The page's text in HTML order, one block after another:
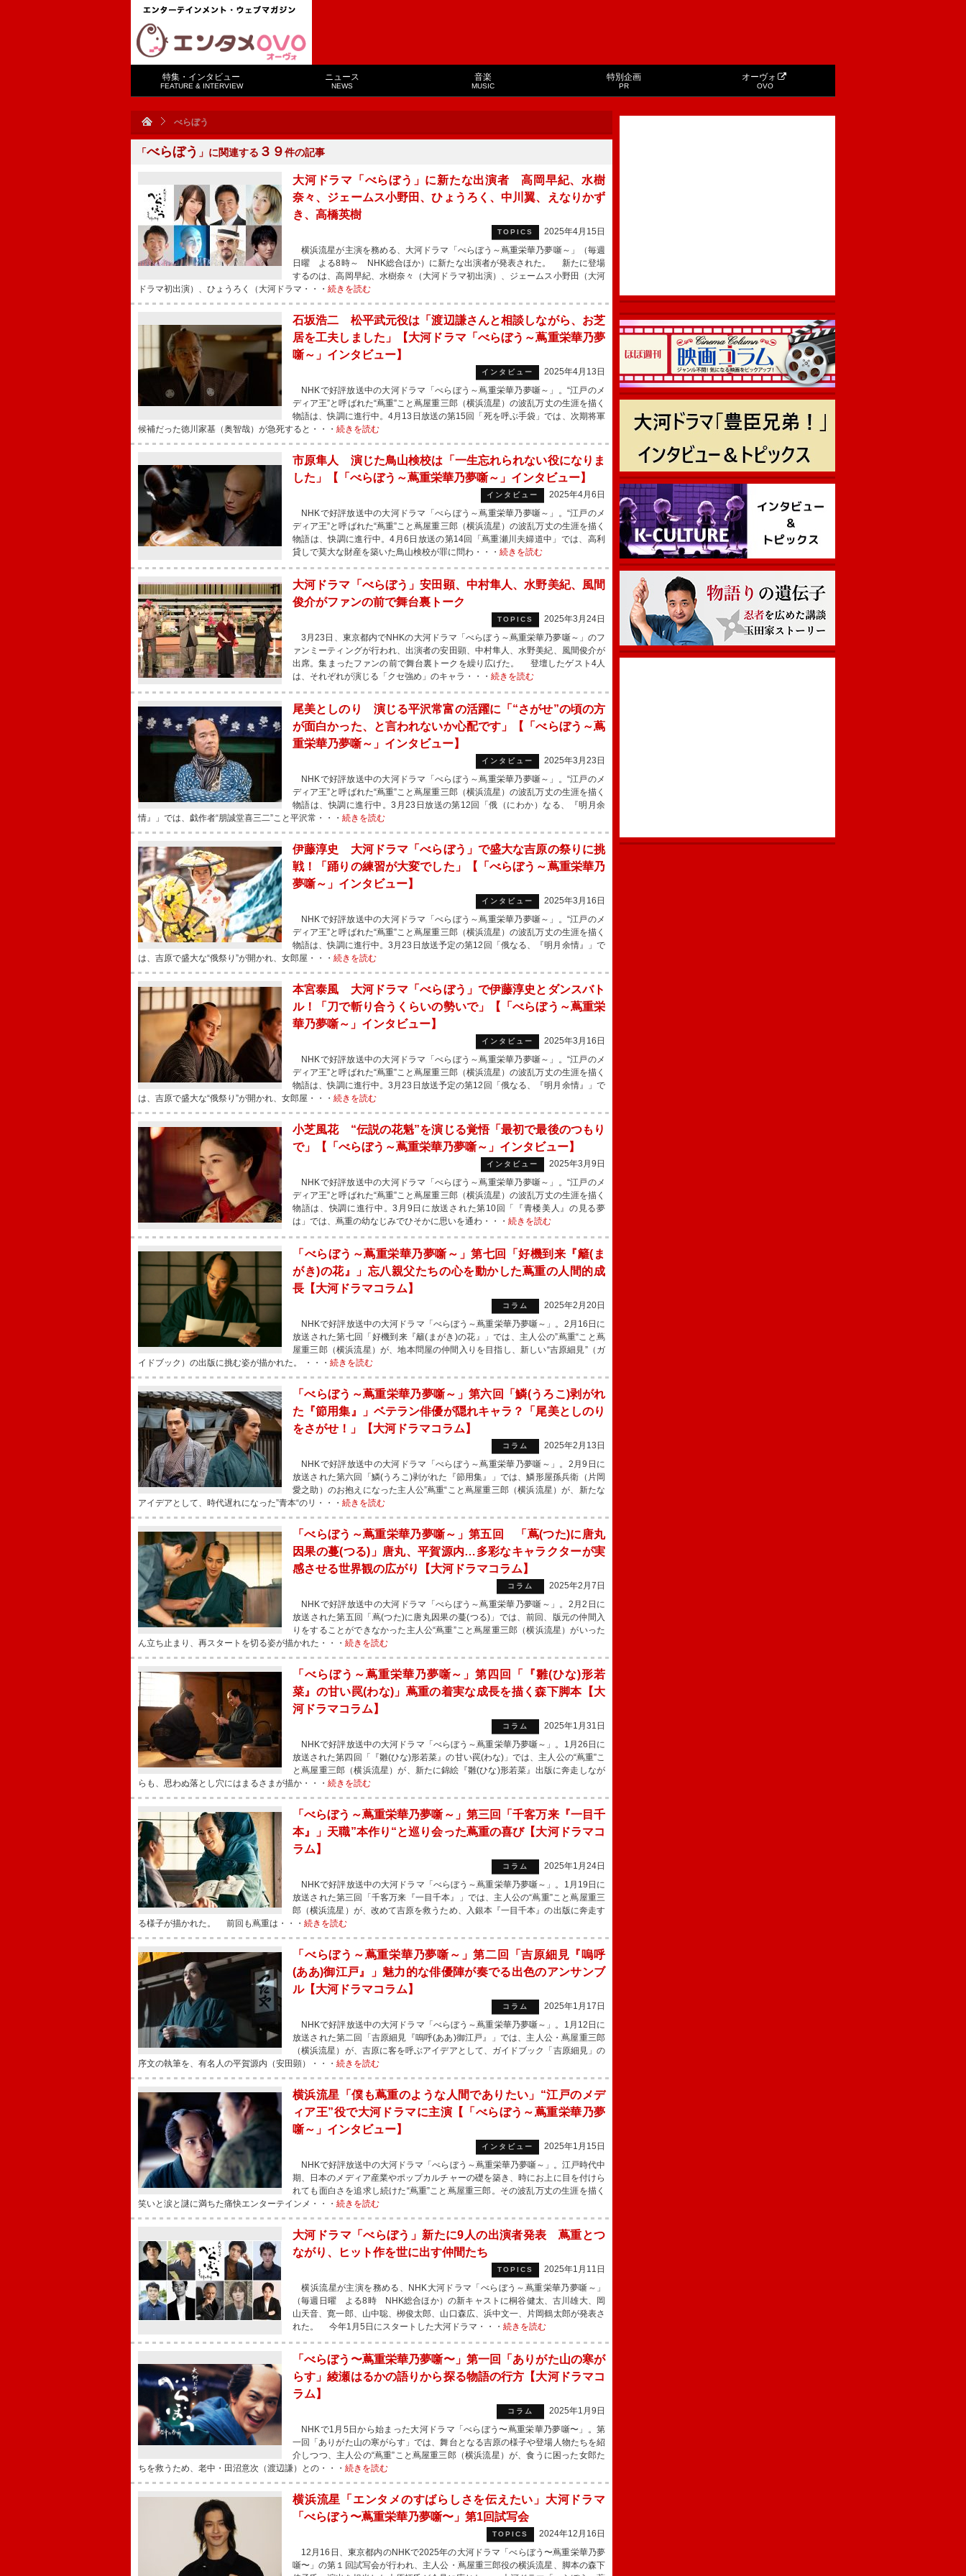
特集・インタビュー
FEATURE & INTERVIEW
ニュース
NEWS
音楽
MUSIC
特別企画
PR
オーヴォ
OVO
べらぼう
「べらぼう 」に関連する ３９件の記事
大河ドラマ「べらぼう」に新たな出演者 高岡早紀、水樹
奈々、ジェームス小野田、ひょうろく、中川翼、えなりかず
き、高橋英樹
TOPICS
2025年4月15日
横浜流星が主演を務める、大河ドラマ「べらぼう～蔦重栄華乃夢噺～」（毎週
日曜 よる8時～ NHK総合ほか）に新たな出演者が発表された。 新たに登場
するのは、高岡早紀、水樹奈々（大河ドラマ初出演）、ジェームス小野田（大河
ドラマ初出演）、ひょうろく（大河ドラマ・・・ 続きを読む
石坂浩二 松平武元役は「渡辺謙さんと相談しながら、お芝
居を工夫しました」【大河ドラマ「べらぼう～蔦重栄華乃夢
噺～」インタビュー】
インタビュー
2025年4月13日
NHKで好評放送中の大河ドラマ「べらぼう～蔦重栄華乃夢噺～」。“江戸のメ
ディア王”と呼ばれた“蔦重”こと蔦屋重三郎（横浜流星）の波乱万丈の生涯を描く
物語は、快調に進行中。4月13日放送の第15回「死を呼ぶ手袋」では、次期将軍
候補だった徳川家基（奥智哉）が急死すると・・・ 続きを読む
市原隼人 演じた鳥山検校は「一生忘れられない役になりま
した」【「べらぼう～蔦重栄華乃夢噺～」インタビュー】
インタビュー
2025年4月6日
NHKで好評放送中の大河ドラマ「べらぼう～蔦重栄華乃夢噺～」。“江戸のメ
ディア王”と呼ばれた“蔦重”こと蔦屋重三郎（横浜流星）の波乱万丈の生涯を描く
物語は、快調に進行中。4月6日放送の第14回「蔦重瀬川夫婦道中」では、高利
貸しで莫大な財産を築いた鳥山検校が罪に問わ・・・ 続きを読む
大河ドラマ「べらぼう」安田顕、中村隼人、水野美紀、風間
俊介がファンの前で舞台裏トーク
TOPICS
2025年3月24日
3月23日、東京都内でNHKの大河ドラマ「べらぼう～蔦重栄華乃夢噺～」のフ
ァンミーティングが行われ、出演者の安田顕、中村隼人、水野美紀、風間俊介が
出席。集まったファンの前で舞台裏トークを繰り広げた。 登壇したゲスト4人
は、それぞれが演じる「クセ強め」のキャラ・・・ 続きを読む
尾美としのり 演じる平沢常富の活躍に「“さがせ”の頃の方
が面白かった、と言われないか心配です」【「べらぼう～蔦
重栄華乃夢噺～」インタビュー】
インタビュー
2025年3月23日
NHKで好評放送中の大河ドラマ「べらぼう～蔦重栄華乃夢噺～」。“江戸のメ
ディア王”と呼ばれた“蔦重”こと蔦屋重三郎（横浜流星）の波乱万丈の生涯を描く
物語は、快調に進行中。3月23日放送の第12回「俄（にわか）なる、『明月余
情』」では、戯作者“朋誠堂喜三二”こと平沢常・・・ 続きを読む
伊藤淳史 大河ドラマ「べらぼう」で盛大な吉原の祭りに挑
戦！「踊りの練習が大変でした」【「べらぼう～蔦重栄華乃
夢噺～」インタビュー】
インタビュー
2025年3月16日
NHKで好評放送中の大河ドラマ「べらぼう～蔦重栄華乃夢噺～」。“江戸のメ
ディア王”と呼ばれた“蔦重”こと蔦屋重三郎（横浜流星）の波乱万丈の生涯を描く
物語は、快調に進行中。3月23日放送予定の第12回「俄なる、『明月余情』」で
は、吉原で盛大な“俄祭り”が開かれ、女郎屋・・・ 続きを読む
本宮泰風 大河ドラマ「べらぼう」で伊藤淳史とダンスバト
ル！「刀で斬り合うくらいの勢いで」【「べらぼう～蔦重栄
華乃夢噺～」インタビュー】
インタビュー
2025年3月16日
NHKで好評放送中の大河ドラマ「べらぼう～蔦重栄華乃夢噺～」。“江戸のメ
ディア王”と呼ばれた“蔦重”こと蔦屋重三郎（横浜流星）の波乱万丈の生涯を描く
物語は、快調に進行中。3月23日放送予定の第12回「俄なる、『明月余情』」で
は、吉原で盛大な“俄祭り”が開かれ、女郎屋・・・ 続きを読む
小芝風花 “伝説の花魁”を演じる覚悟「最初で最後のつもり
で」【「べらぼう～蔦重栄華乃夢噺～」インタビュー】
インタビュー
2025年3月9日
NHKで好評放送中の大河ドラマ「べらぼう～蔦重栄華乃夢噺～」。“江戸のメ
ディア王”と呼ばれた“蔦重”こと蔦屋重三郎（横浜流星）の波乱万丈の生涯を描く
物語は、快調に進行中。3月9日に放送された第10回「『青楼美人』の見る夢
は」では、蔦重の幼なじみでひそかに思いを通わ・・・ 続きを読む
「べらぼう～蔦重栄華乃夢噺～」第七回「好機到来『籬(ま
がき)の花』」忘八親父たちの心を動かした蔦重の人間的成
長【大河ドラマコラム】
コラム
2025年2月20日
NHKで好評放送中の大河ドラマ「べらぼう～蔦重栄華乃夢噺～」。2月16日に
放送された第七回「好機到来『籬(まがき)の花』」では、主人公の”蔦重“こと蔦
屋重三郎（横浜流星）が、地本問屋の仲間入りを目指し、新しい“吉原細見”（ガ
イドブック）の出版に挑む姿が描かれた。 ・・・ 続きを読む
「べらぼう～蔦重栄華乃夢噺～」第六回「鱗(うろこ)剥がれ
た『節用集』」ベテラン俳優が隠れキャラ？「尾美としのり
をさがせ！」【大河ドラマコラム】
コラム
2025年2月13日
NHKで好評放送中の大河ドラマ「べらぼう～蔦重栄華乃夢噺～」。2月9日に
放送された第六回「鱗(うろこ)剥がれた『節用集』」では、鱗形屋孫兵衛（片岡
愛之助）のお抱えになった主人公”蔦重“こと蔦屋重三郎（横浜流星）が、新たな
アイデアとして、時代遅れになった”青本“のリ・・・ 続きを読む
「べらぼう～蔦重栄華乃夢噺～」第五回 「蔦(つた)に唐丸
因果の蔓(つる)」唐丸、平賀源内…多彩なキャラクターが実
感させる世界観の広がり【大河ドラマコラム】
コラム
2025年2月7日
NHKで好評放送中の大河ドラマ「べらぼう～蔦重栄華乃夢噺～」。2月2日に
放送された第五回「蔦(つた)に唐丸因果の蔓(つる)」では、前回、版元の仲間入
りをすることができなかった主人公“蔦重”こと蔦屋重三郎（横浜流星）がいった
ん立ち止まり、再スタートを切る姿が描かれた・・・ 続きを読む
「べらぼう～蔦重栄華乃夢噺～」第四回「『雛(ひな)形若
菜』の甘い罠(わな)」蔦重の着実な成長を描く森下脚本【大
河ドラマコラム】
コラム
2025年1月31日
NHKで好評放送中の大河ドラマ「べらぼう～蔦重栄華乃夢噺～」。1月26日に
放送された第四回「『雛(ひな)形若菜』の甘い罠(わな)」では、主人公の“蔦重”こ
と蔦屋重三郎（横浜流星）が、新たに錦絵『雛(ひな)形若菜』出版に奔走しなが
らも、思わぬ落とし穴にはまるさまが描か・・・ 続きを読む
「べらぼう～蔦重栄華乃夢噺～」第三回「千客万来『一目千
本』」天職”本作り“と巡り会った蔦重の喜び【大河ドラマコ
ラム】
コラム
2025年1月24日
NHKで好評放送中の大河ドラマ「べらぼう～蔦重栄華乃夢噺～」。1月19日に
放送された第三回「千客万来『一目千本』」では、主人公の“蔦重”こと蔦屋重三
郎（横浜流星）が、改めて吉原を救うため、入銀本『一目千本』の出版に奔走す
る様子が描かれた。 前回も蔦重は・・・ 続きを読む
「べらぼう～蔦重栄華乃夢噺～」第二回「吉原細見『嗚呼
(ああ)御江戸』」魅力的な俳優陣が奏でる出色のアンサンブ
ル【大河ドラマコラム】
コラム
2025年1月17日
NHKで好評放送中の大河ドラマ「べらぼう～蔦重栄華乃夢噺～」。1月12日に
放送された第二回「吉原細見『嗚呼(ああ)御江戸』」では、主人公・蔦屋重三郎
（横浜流星）が、吉原に客を呼ぶアイデアとして、ガイドブック「吉原細見」の
序文の執筆を、有名人の平賀源内（安田顕）・・・ 続きを読む
横浜流星「僕も蔦重のような人間でありたい」“江戸のメデ
ィア王”役で大河ドラマに主演【「べらぼう～蔦重栄華乃夢
噺～」インタビュー】
インタビュー
2025年1月15日
NHKで好評放送中の大河ドラマ「べらぼう～蔦重栄華乃夢噺～」。江戸時代中
期、日本のメディア産業やポップカルチャーの礎を築き、時にお上に目を付けら
れても面白さを追求し続けた“蔦重”こと蔦屋重三郎。その波乱万丈の生涯を描く
笑いと涙と謎に満ちた痛快エンターテインメ・・・ 続きを読む
大河ドラマ「べらぼう」新たに9人の出演者発表 蔦重とつ
ながり、ヒット作を世に出す仲間たち
TOPICS
2025年1月11日
横浜流星が主演を務める、NHK大河ドラマ「べらぼう～蔦重栄華乃夢噺～」
（毎週日曜 よる8時 NHK総合ほか）の新キャストに桐谷健太、古川雄大、岡
山天音、寛一郎、山中聡、栁俊太郎、山口森広、浜中文一、片岡鶴太郎が発表さ
れた。 今年1月5日にスタートした大河ドラマ・・・ 続きを読む
「べらぼう〜蔦重栄華乃夢噺〜」第一回「ありがた山の寒が
らす」綾瀬はるかの語りから探る物語の行方【大河ドラマコ
ラム】
コラム
2025年1月9日
NHKで1月5日から始まった大河ドラマ「べらぼう〜蔦重栄華乃夢噺〜」。第
一回「ありがた山の寒がらす」では、舞台となる吉原の様子や登場人物たちを紹
介しつつ、主人公の“蔦重”こと蔦屋重三郎（横浜流星）が、食うに困った女郎た
ちを救うため、老中・田沼意次（渡辺謙）との・・・ 続きを読む
横浜流星「エンタメのすばらしさを伝えたい」大河ドラマ
「べらぼう〜蔦重栄華乃夢噺〜」第1回試写会
TOPICS
2024年12月16日
12月16日、東京都内のNHKで2025年の大河ドラマ「べらぼう〜蔦重栄華乃夢
噺〜」の第１回試写会が行われ、主人公・蔦屋重三郎役の横浜流星、脚本の森下